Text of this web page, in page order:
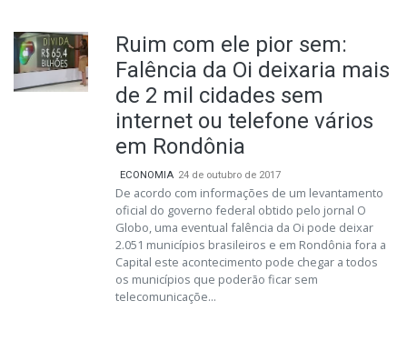
Ruim com ele pior sem:
Falência da Oi deixaria mais
de 2 mil cidades sem
internet ou telefone vários
em Rondônia
ECONOMIA 24 de outubro de 2017
De acordo com informações de um levantamento
oficial do governo federal obtido pelo jornal O
Globo, uma eventual falência da Oi pode deixar
2.051 municípios brasileiros e em Rondônia fora a
Capital este acontecimento pode chegar a todos
os municípios que poderão ficar sem
telecomunicaçõe...